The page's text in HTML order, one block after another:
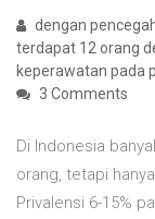
dengan
terdapat 12 orang
keperawatan pada
3 Comments
Di Indonesia
orang, tetapi
Privalensi 6-15%